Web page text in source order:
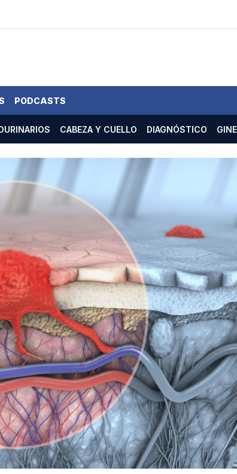
PODCASTS
CABEZA Y CUELLO DIAGNÓSTICO